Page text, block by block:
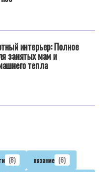
интерьер: Полное
занятых мам и
тепла
(8) вязание (6)